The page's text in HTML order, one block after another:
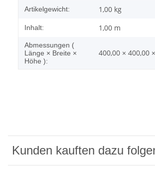
Artikelgewicht: 1,00 kg
Inhalt: 1,00 m
Abmessungen (
Länge × Breite ×
Höhe ):
400,00 × 400,00
Kunden kauften dazu